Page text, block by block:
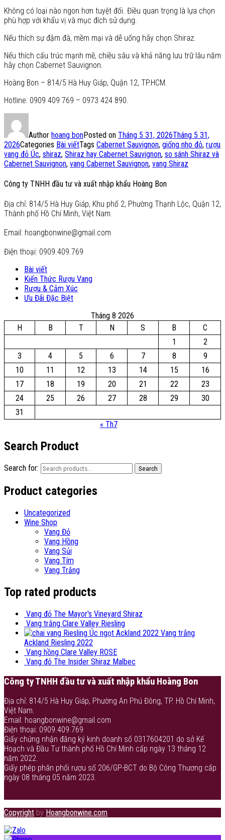
Không có loại nào ngon hơn tuyệt đối. Điều quan trọng là lựa chọn
phù hợp với khẩu vị và mục đích sử dụng.
Nếu thích sự đậm đà, mềm mại và dễ uống hãy chọn Shiraz.
Nếu thích cấu trúc mạnh mẽ, chiều sâu và khả năng lưu trữ lâu năm
hãy chọn Cabernet Sauvignon.
Hoàng Bon – 814/5 Hà Huy Giáp, Quận 12, TP.HCM.
Hotline: 0909 409 769 – 0973 424 890.
Author hoang bonPosted on Tháng 5 31, 2026Tháng 5 31,
2026Categories Bài viếtTags Cabernet Sauvignon, giống nho đỏ, rượu
vang đỏ Úc, shiraz, Shiraz hay Cabernet Sauvignon, so sánh Shiraz và
Cabernet Sauvignon, vang Cabernet Sauvignon, vang Shiraz
Công ty TNHH đầu tư và xuất nhập khẩu Hoàng Bon
Địa chỉ: 814/5 Hà Huy Giáp, Khu phố 2, Phường Thạnh Lộc, Quận 12,
Thành phố Hồ Chí Minh, Việt Nam.
Email: hoangbonwine@gmail.com
Điện thoại: 0909.409.769
Bài viết
Kiến Thức Rượu Vang
Rượu & Cảm Xúc
Ưu Đãi Đặc Biệt
Tháng 8 2026
H
B T N S B
C
1
2
3
4 5 6 7 8
9
10
11 12 13 14 15
16
17
18 19 20 21 22
23
24
25 26 27 28 29
30
31
« Th7
Search Product
Search for: Search
Product categories
Uncategorized
Wine Shop
Vang Đỏ
Vang Hồng
Vang Sủi
Vang Tím
Vang Trắng
Top rated products
Vang đỏ The Mayor's Vineyard Shiraz
Vang trắng Clare Valley Riesling
Vang trắng
Ackland Riesling 2022
Vang hồng Clare Valley ROSE
Vang đỏ The Insider Shiraz Malbec
Công ty TNHH đầu tư và xuất nhập khẩu Hoàng Bon
Địa chỉ: 814/5 Hà Huy Giáp, Phường An Phú Đông, TP. Hồ Chí Minh,
Việt Nam.
Email: hoangbonwine@gmail.com
Điện thoại: 0909.409.769
Giấy chứng nhận đăng ký kinh doanh số 0317604201 do sở Kế
Hoạch và Đầu Tư thành phố Hồ Chí Minh cấp ngày 13 tháng 12
năm 2022.
Giấy phép phân phối rượu số 206/GP-BCT do Bộ Công Thương cấp
ngày 08 tháng 05 năm 2023.
Copyright by Hoangbonwine.com